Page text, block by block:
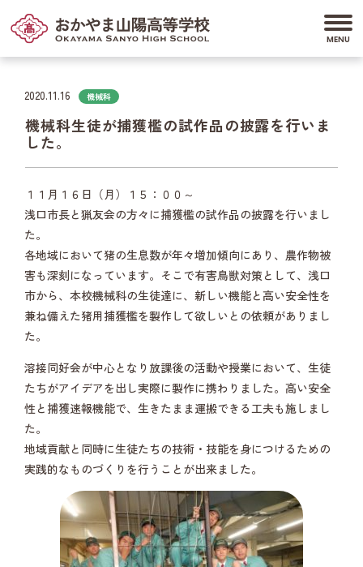
2020.11.16 機械科
機械科生徒が捕獲檻の試作品の披露を行いま
した。
１１月１６日（月）１５：００～
浅口市長と猟友会の方々に捕獲檻の試作品の披露を行いまし
た。
各地域において猪の生息数が年々増加傾向にあり、農作物被
害も深刻になっています。そこで有害鳥獣対策として、浅口
市から、本校機械科の生徒達に、新しい機能と高い安全性を
兼ね備えた猪用捕獲檻を製作して欲しいとの依頼がありまし
た。
溶接同好会が中心となり放課後の活動や授業において、生徒
たちがアイデアを出し実際に製作に携わりました。高い安全
性と捕獲速報機能で、生きたまま運搬できる工夫も施しまし
た。
地域貢献と同時に生徒たちの技術・技能を身につけるための
実践的なものづくりを行うことが出来ました。